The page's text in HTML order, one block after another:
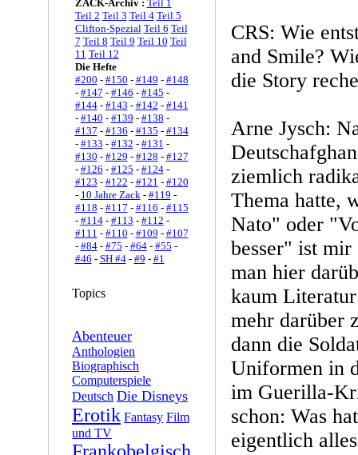
ZACK-Archiv : Teil 1
Teil 2 Teil 3 Teil 4 Teil 5
Clifton-Spezial Teil 6 Teil
7 Teil 8 Teil 9 Teil 10 Teil
11 Teil 12
Die Hefte
#200 - #150 - #149 - #148
- #147 - #146 - #145 -
#144- #143 - #142 - #141
- #140 - #139 - #138 -
#137 - #136 - #135 - #134
- #133 - #132 - #131 -
#130 - #129 - #128 - #127
- #126 - #125 - #124-
#123 - #122 - #121 - #120
- 10 Jahre Zack- #119 -
#118 - #117 - #116 - #115
- #114- #113 - #112 -
#111 - #110 - #109 - #107
- #84- #75 - #64- #55 -
#46 - SH #4- #9 - #1
Topics
Abenteuer
Anthologien
Biographisch
Computerspiele
Deutsch Die Disneys
Erotik Fantasy Film
und TV
CRS: Wie
and Smile?
die Story
Arne Jysch:
ziemlich
Thema hatte,
Nato" oder
besser" ist
man hier
kaum
mehr darüber
dann die
Uniformen in
im Guerilla-
schon: Was
eigentlich